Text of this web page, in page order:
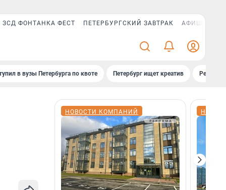
ЗСД ФОНТАНКА ФЕСТ ПЕТЕРБУРГСКИЙ ЗАВТРАК АФИША PLUS
в вузы Петербурга по квоте Петербург ищет креатив
НОВОСТИ КОМПАНИЙ